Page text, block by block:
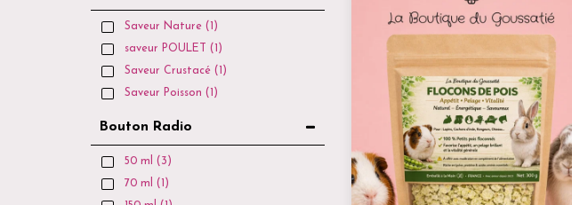
Bouton Radio
50 ml (3)
70 ml (1)
Saveur Nature(1)
saveur POULET (1)
Saveur Crustacé(1)
Saveur Poisson (1)